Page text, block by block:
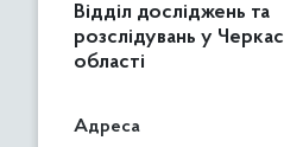
Відділ досліджень та
розслідувань у
області
Адреса